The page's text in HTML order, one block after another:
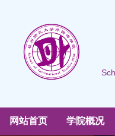
网站首页 学院概况